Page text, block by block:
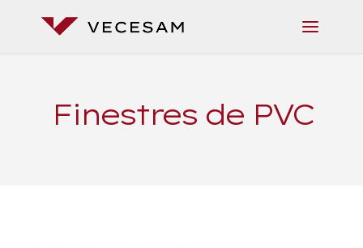
Finestres de PVC